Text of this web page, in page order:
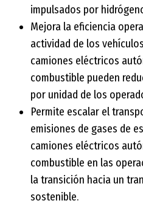
impulsados por
Mejora la eficiencia
actividad de los
camiones eléctricos
combustible pueden
por unidad de los
Permite escalar el
emisiones de gases de
camiones eléctricos
combustible en las
la transición hacia un
sostenible.